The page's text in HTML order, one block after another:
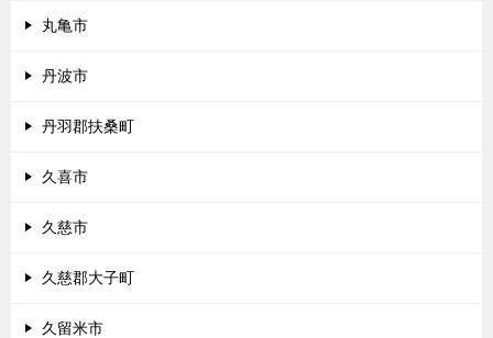
丸亀市
丹波市
丹羽郡扶桑町
久喜市
久慈市
久慈郡大子町
久留米市